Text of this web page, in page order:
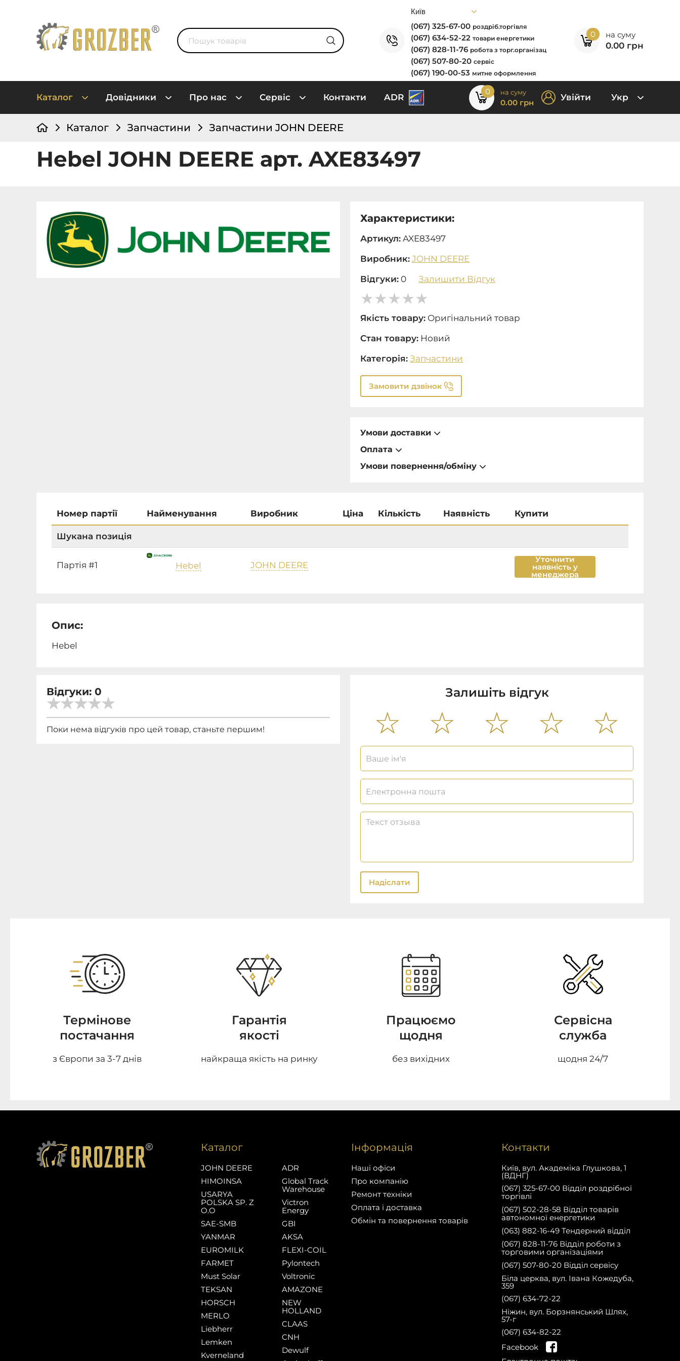
(067) 325-67-00 роздріб.торгівля
(067) 634-52-22 товари енергетики
(067) 828-11-76 робота з торг.організац
(067) 507-80-20 сервіс
(067) 190-00-53 митне оформлення
0 на суму
0.00 грн
Каталог Довідники Про нас Сервіс Контакти ADR
0 на суму
0.00 грн Увійти Укр
Каталог Запчастини Запчастини JOHN DEERE
Hebel JOHN DEERE арт. AXE83497
Характеристики:
Артикул: AXE83497
Виробник: JOHN DEERE
Відгуки: 0 Залишити Відгук
Якість товару: Оригінальний товар
Стан товару: Новий
Категорія: Запчастини
Замовити дзвінок
Умови доставки
Оплата
Умови повернення/обміну
Номер партії Найменування Виробник Ціна Кількість Наявність Купити
Шукана позиція
Партія #1 Hebel JOHN DEERE
Уточнити
наявність у
менеджера
Опис:
Hebel
Відгуки: 0
Поки нема відгуків про цей товар, станьте першим!
Залишіть відгук
Надіслати
Термінове
постачання
з Європи за 3-7 днів
Гарантія
якості
найкраща якість на ринку
Працюємо
щодня
без вихідних
Сервісна
служба
щодня 24/7
Каталог
JOHN DEERE
HIMOINSA
USARYA
POLSKA SP. Z
O.O
SAE-SMB
YANMAR
EUROMILK
FARMET
Must Solar
TEKSAN
HORSCH
MERLO
Liebherr
Lemken
Kverneland
ADR
Global Track
Warehouse
Victron
Energy
GBI
AKSA
FLEXI-COIL
Pylontech
Voltronic
AMAZONE
NEW
HOLLAND
CLAAS
CNH
Dewulf
Інформація
Наші офіси
Про компанію
Ремонт техніки
Оплата і доставка
Обмін та повернення товарів
Контакти
Київ, вул. Академіка Глушкова, 1
(ВДНГ)
(067) 325-67-00 Відділ роздрібної
торгівлі
(067) 502-28-58 Відділ товарів
автономної енергетики
(063) 882-16-49 Тендерний відділ
(067) 828-11-76 Відділ роботи з
торговими організаціями
(067) 507-80-20 Відділ сервісу
Біла церква, вул. Івана Кожедуба,
359
(067) 634-72-22
Ніжин, вул. Борзнянський Шлях,
57-г
(067) 634-82-22
Facebook
Зареєструйся на сайті та отримай